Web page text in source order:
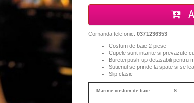
Comanda telefonic: 0371236353
Costum de baie 2 piese
Cupele sunt intarite si prevazute
Buretei push-up detasabili pentru
Sutienul se prinde la spate si se
Slip clasic
Marime costum de baie S